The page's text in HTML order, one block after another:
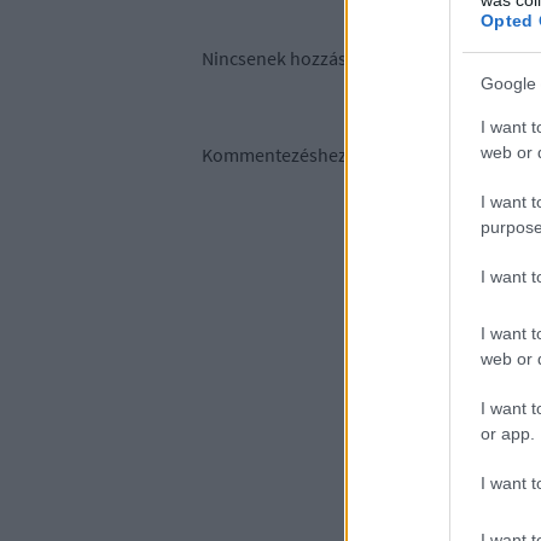
Opted
Google
I want
web or
I want
I want
I want
web or
I want
or app.
I want
Nincsenek hozzászólások.
Kommentezéshez regisztrálj